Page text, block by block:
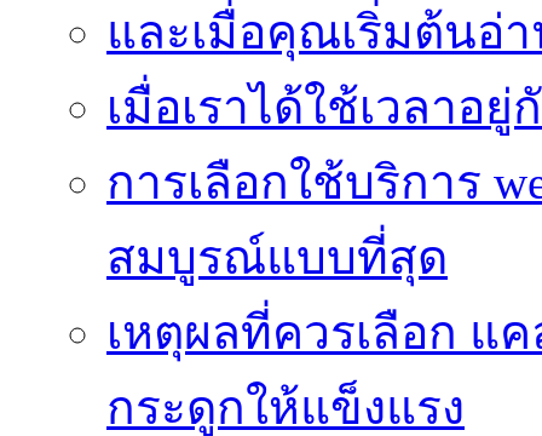
และเมื่อคุณเริ่มต้นอ่า
เมื่อเราได้ใช้เวลาอยู่
การเลือกใช้บริการ
สมบูรณ์แบบที่สุด
เหตุผลที่ควรเลือก แ
กระดูกให้แข็งแรง